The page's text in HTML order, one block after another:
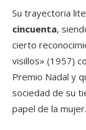
Su trayectoria
cincuenta,
cierto
visillos» (1957)
Premio Nadal y
sociedad de su
papel de la mujer.